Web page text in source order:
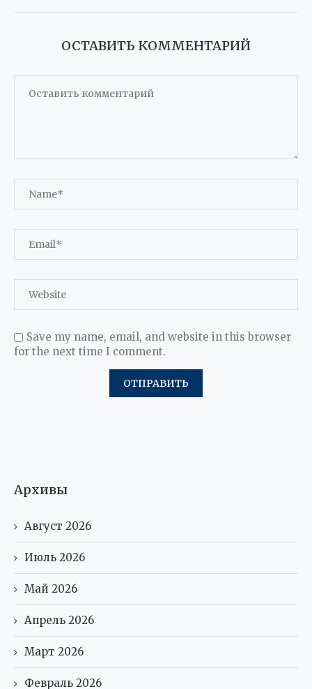
ОСТАВИТЬ КОММЕНТАРИЙ
Save my name, email, and website in this browser
for the next time I comment.
Архивы
Август 2026
Июль 2026
Май 2026
Апрель 2026
Март 2026
Февраль 2026